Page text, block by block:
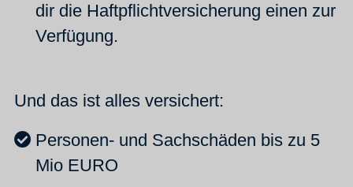
dir die Haftpflichtversicherung einen zur
Verfügung.
Und das ist alles versichert:
Personen- und Sachschäden bis zu 5
Mio EURO